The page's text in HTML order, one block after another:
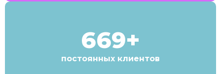
669+
постоянных клиентов